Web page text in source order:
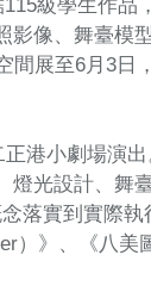
級學生作品
影像、舞臺模
間展至6月3日
港小劇場演
燈光設計、舞
落實到實際執
）》、《八美